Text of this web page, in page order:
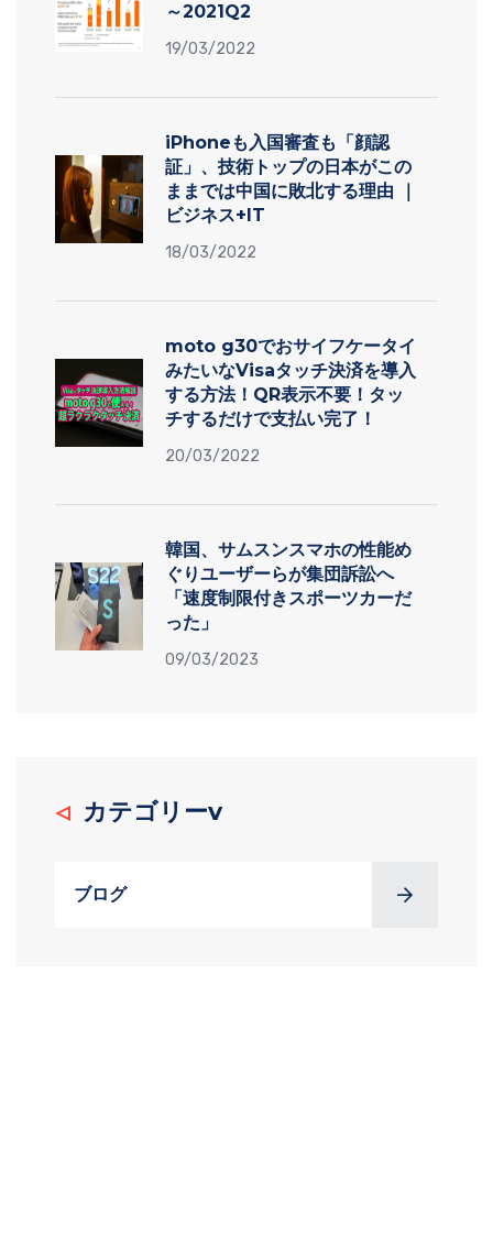
～2021Q2
19/03/2022
iPhoneも入国審査も「顔認
証」、技術トップの日本がこの
ままでは中国に敗北する理由 ｜
ビジネス+IT
18/03/2022
moto g30でおサイフケータイ
みたいなVisaタッチ決済を導入
する方法！QR表示不要！タッ
チするだけで支払い完了！
20/03/2022
韓国、サムスンスマホの性能め
ぐりユーザーらが集団訴訟へ
「速度制限付きスポーツカーだ
った」
09/03/2023
カテゴリーv
ブログ